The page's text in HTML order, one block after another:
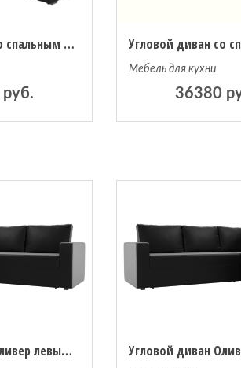
Угловой диван со спальным местом Комфорт рогожка Strong 10/эко-кожа черная
Мебель для кухни
36380
Угловой диван Оливер левый угол, экокожа